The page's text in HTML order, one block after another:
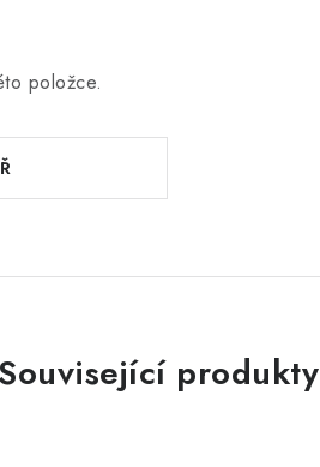
položce.
Související produkty